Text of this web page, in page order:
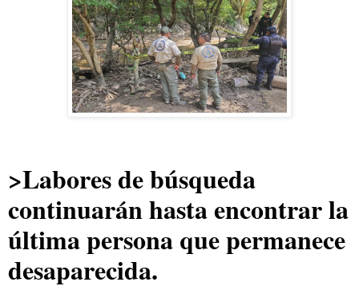
>Labores de búsqueda
continuarán hasta encontrar la
última persona que permanece
desaparecida.